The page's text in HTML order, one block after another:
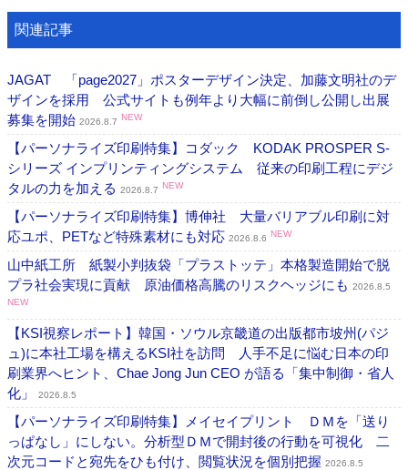
関連記事
JAGAT 「page2027」ポスターデザイン決定、加藤文明社のデ
ザインを採用 公式サイトも例年より大幅に前倒し公開し出展
募集を開始 2026.8.7 NEW
【パーソナライズ印刷特集】コダック KODAK PROSPER S-
シリーズ インプリンティングシステム 従来の印刷工程にデジ
タルの力を加える 2026.8.7 NEW
【パーソナライズ印刷特集】博伸社 大量バリアブル印刷に対
応ユポ、PETなど特殊素材にも対応 2026.8.6 NEW
山中紙工所 紙製小判抜袋「プラストッテ」本格製造開始で脱
プラ社会実現に貢献 原油価格高騰のリスクヘッジにも 2026.8.5
NEW
【KSI視察レポート】韓国・ソウル京畿道の出版都市坡州(パジ
ュ)に本社工場を構えるKSI社を訪問 人手不足に悩む日本の印
刷業界へヒント、Chae Jong Jun CEO が語る「集中制御・省人
化」
2026.8.5
【パーソナライズ印刷特集】メイセイプリント ＤＭを「送り
っぱなし」にしない。分析型ＤＭで開封後の行動を可視化 二
次元コードと宛先をひも付け、閲覧状況を個別把握 2026.8.5